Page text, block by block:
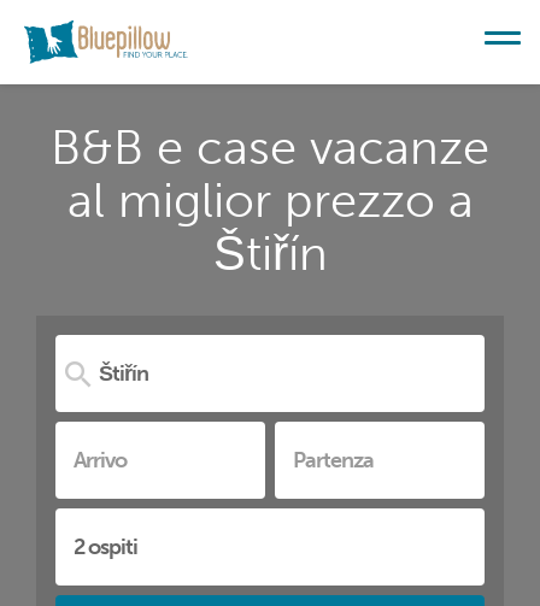
B&B e case vacanze
al miglior prezzo a
Štiřín